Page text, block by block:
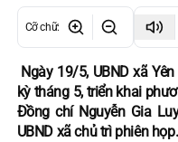
Cỡ chữ:
Ngày 19/5, UBND xã
kỳ tháng 5, triển khai
Đồng chí Nguyễn Gia
UBND xã chủ trì phiên họp.